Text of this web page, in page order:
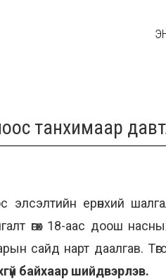
танхимаар
элсэлтийн ерөнхий
өгөх 18-аас доош
сайд нарт даалгав.
байхаар шийдвэрлэв.